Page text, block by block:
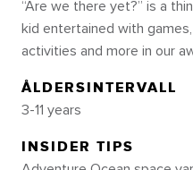
“Are we there yet?” is a
kid entertained with
activities and more in our
ÅLDERSINTERVALL
3-11 years
INSIDER TIPS